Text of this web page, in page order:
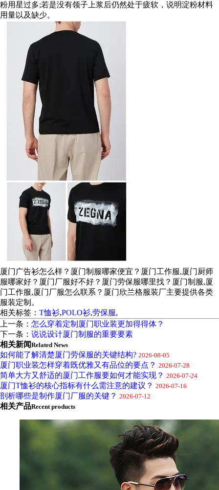
粉用星过多;若是没有领子上浆后仍然处于疲软，说明淀粉材料
用量以及缺少。
厦门广告衫怎么样？厦门制服哪家便宜？厦门工作服,厦门厨师
服哪家好？厦门厂服好不好？厦门劳保服哪里找？厦门制服,厦
门工作服,厦门厂服怎么联系？厦门欣兰格服装厂主要提供各类
服装定制。
相关标签： T恤衫,POLO衫,劳保服,
上一条： 怎么穿着定制厦门职业装更加得得体？
下一条： 说说设计厦门制服的重要要素
相关新闻Related News
如何能了解清楚厦门劳保服的关键结构? 2026-08-05
厦门职业装怎样穿着既优雅又有品位的要点？ 2026-07-28
简单大方又舒适的厦门工作服要如何才能实现？ 2026-07-24
厦门T恤衫的核心指标有什么需注意的建议？ 2026-07-16
剖析哪些是制作厦门厂服的关键？ 2026-07-12
相关产品Recent products